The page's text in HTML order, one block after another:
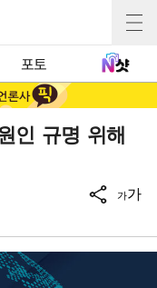
포토
인 규명 위해
가가